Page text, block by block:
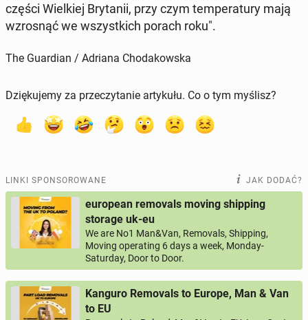
części Wiel­kiej Bry­ta­nii, przy czym tem­pe­ra­tu­ry mają
wzro­snąć we wszyst­kich porach roku".
The Guardian / Adriana Chodakowska
Dziękujemy za przeczytanie artykułu. Co o tym myślisz?
LINKI SPONSOROWANE JAK DODAĆ?
european removals moving shipping
storage uk-eu
We are No1 Man&Van, Removals, Shipping,
Moving operating 6 days a week, Monday-
Saturday, Door to Door.
Kanguro Removals to Europe, Man & Van
to EU